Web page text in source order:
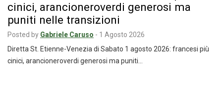
cinici, arancioneroverdi generosi ma
puniti nelle transizioni
Posted by Gabriele Caruso - 1 Agosto 2026
Diretta St. Etienne-Venezia di Sabato 1 agosto 2026: francesi più
cinici, arancioneroverdi generosi ma puniti…